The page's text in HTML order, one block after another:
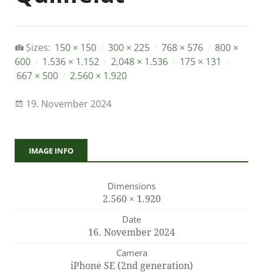
Sizes: 150 × 150 / 300 × 225 / 768 × 576 / 800 ×
600 / 1.536 × 1.152 / 2.048 × 1.536 / 175 × 131 /
667 × 500 / 2.560 × 1.920
19. November 2024
IMAGE INFO
Dimensions
2.560 × 1.920
Date
16. November 2024
Camera
iPhone SE (2nd generation)